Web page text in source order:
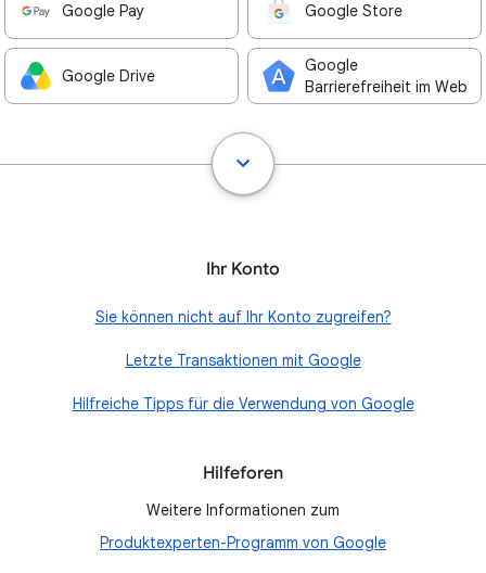
Google Pay Google Store
Google Drive
Google
Barrierefreiheit im Web
Ihr Konto
Sie können nicht auf Ihr Konto zugreifen?
Letzte Transaktionen mit Google
Hilfreiche Tipps für die Verwendung von Google
Hilfeforen
Weitere Informationen zum
Produktexperten-Programm von Google